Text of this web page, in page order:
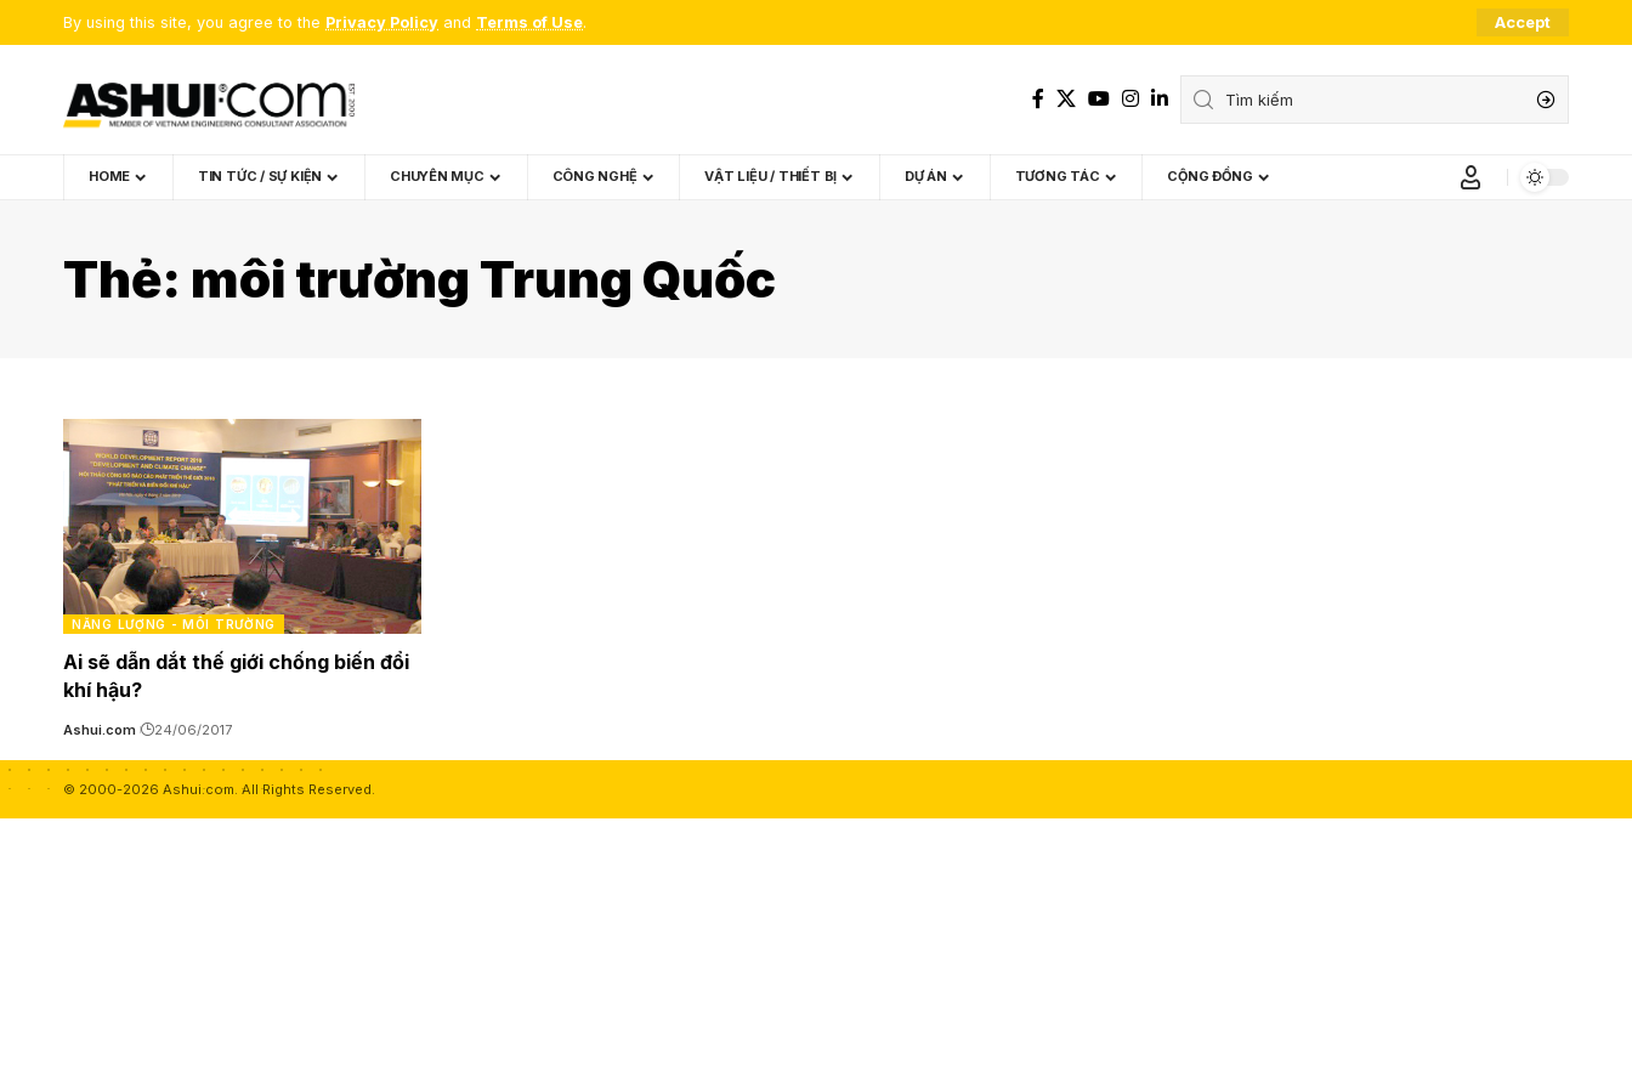
By using this site, you agree to the Privacy Policy and Terms of Use. Accept
HOME TIN TỨC / SỰ KIỆN CHUYÊN MỤC CÔNG NGHỆ VẬT LIỆU / THIẾT BỊ DỰ ÁN TƯƠNG TÁC CỘNG ĐỒNG
Thẻ: môi trường Trung Quốc
NĂNG LƯỢNG - MÔI TRƯỜNG
Ai sẽ dẫn dắt thế giới chống biến đổi
khí hậu?
Ashui.com 24/06/2017
© 2000-2026 Ashui.com. All Rights Reserved.